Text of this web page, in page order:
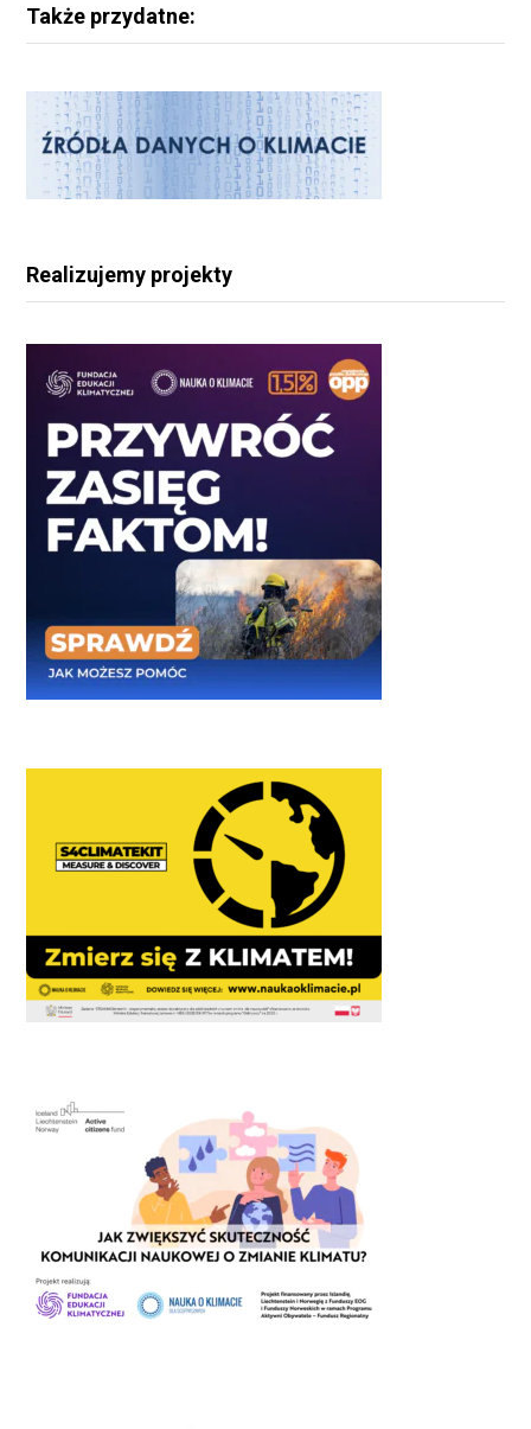
Także przydatne:
Realizujemy projekty